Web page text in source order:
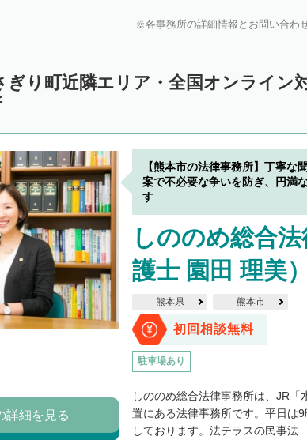
各事務所の詳細情報とお問い合わ
ぎり町近隣エリア・全国オンライン
【熊本市の法律事務所】丁寧な
案で不必要な争いを防ぎ、円満
す
しののめ総合
護士 園田 理美）
熊本県 熊本市
初回相談無料
駐車場あり
しののめ総合法律事務所は、JR「
置にある法律事務所です。平日は
しております。法テラスの民事法...
詳細を見る